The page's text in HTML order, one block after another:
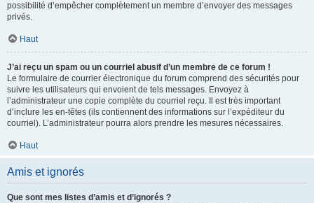
possibilité d’empêcher complètement un membre d’envoyer des messages
privés.
Haut
J’ai reçu un spam ou un courriel abusif d’un membre de ce forum !
Le formulaire de courrier électronique du forum comprend des sécurités pour
suivre les utilisateurs qui envoient de tels messages. Envoyez à
l’administrateur une copie complète du courriel reçu. Il est très important
d’inclure les en-têtes (ils contiennent des informations sur l’expéditeur du
courriel). L’administrateur pourra alors prendre les mesures nécessaires.
Haut
Amis et ignorés
Que sont mes listes d’amis et d’ignorés ?